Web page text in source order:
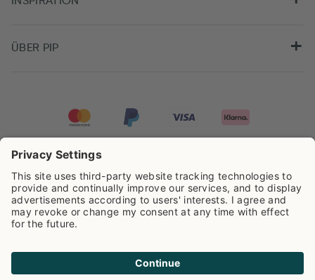
ÜBER PIP
auf der Grundlage von8.955Rezensionen ausgezeichnet.